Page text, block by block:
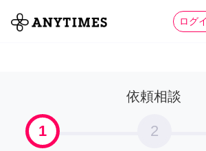
ログ
全て 家事
依頼相談
1 2